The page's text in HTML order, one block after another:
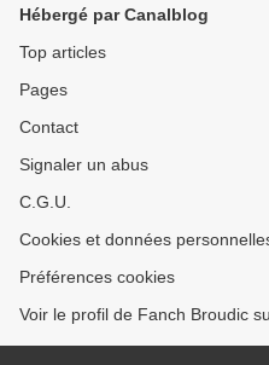
Hébergé par Canalblog
Top articles
Pages
Contact
Signaler un abus
C.G.U.
Cookies et données
Préférences cookies
Voir le profil de Fanch Broudic